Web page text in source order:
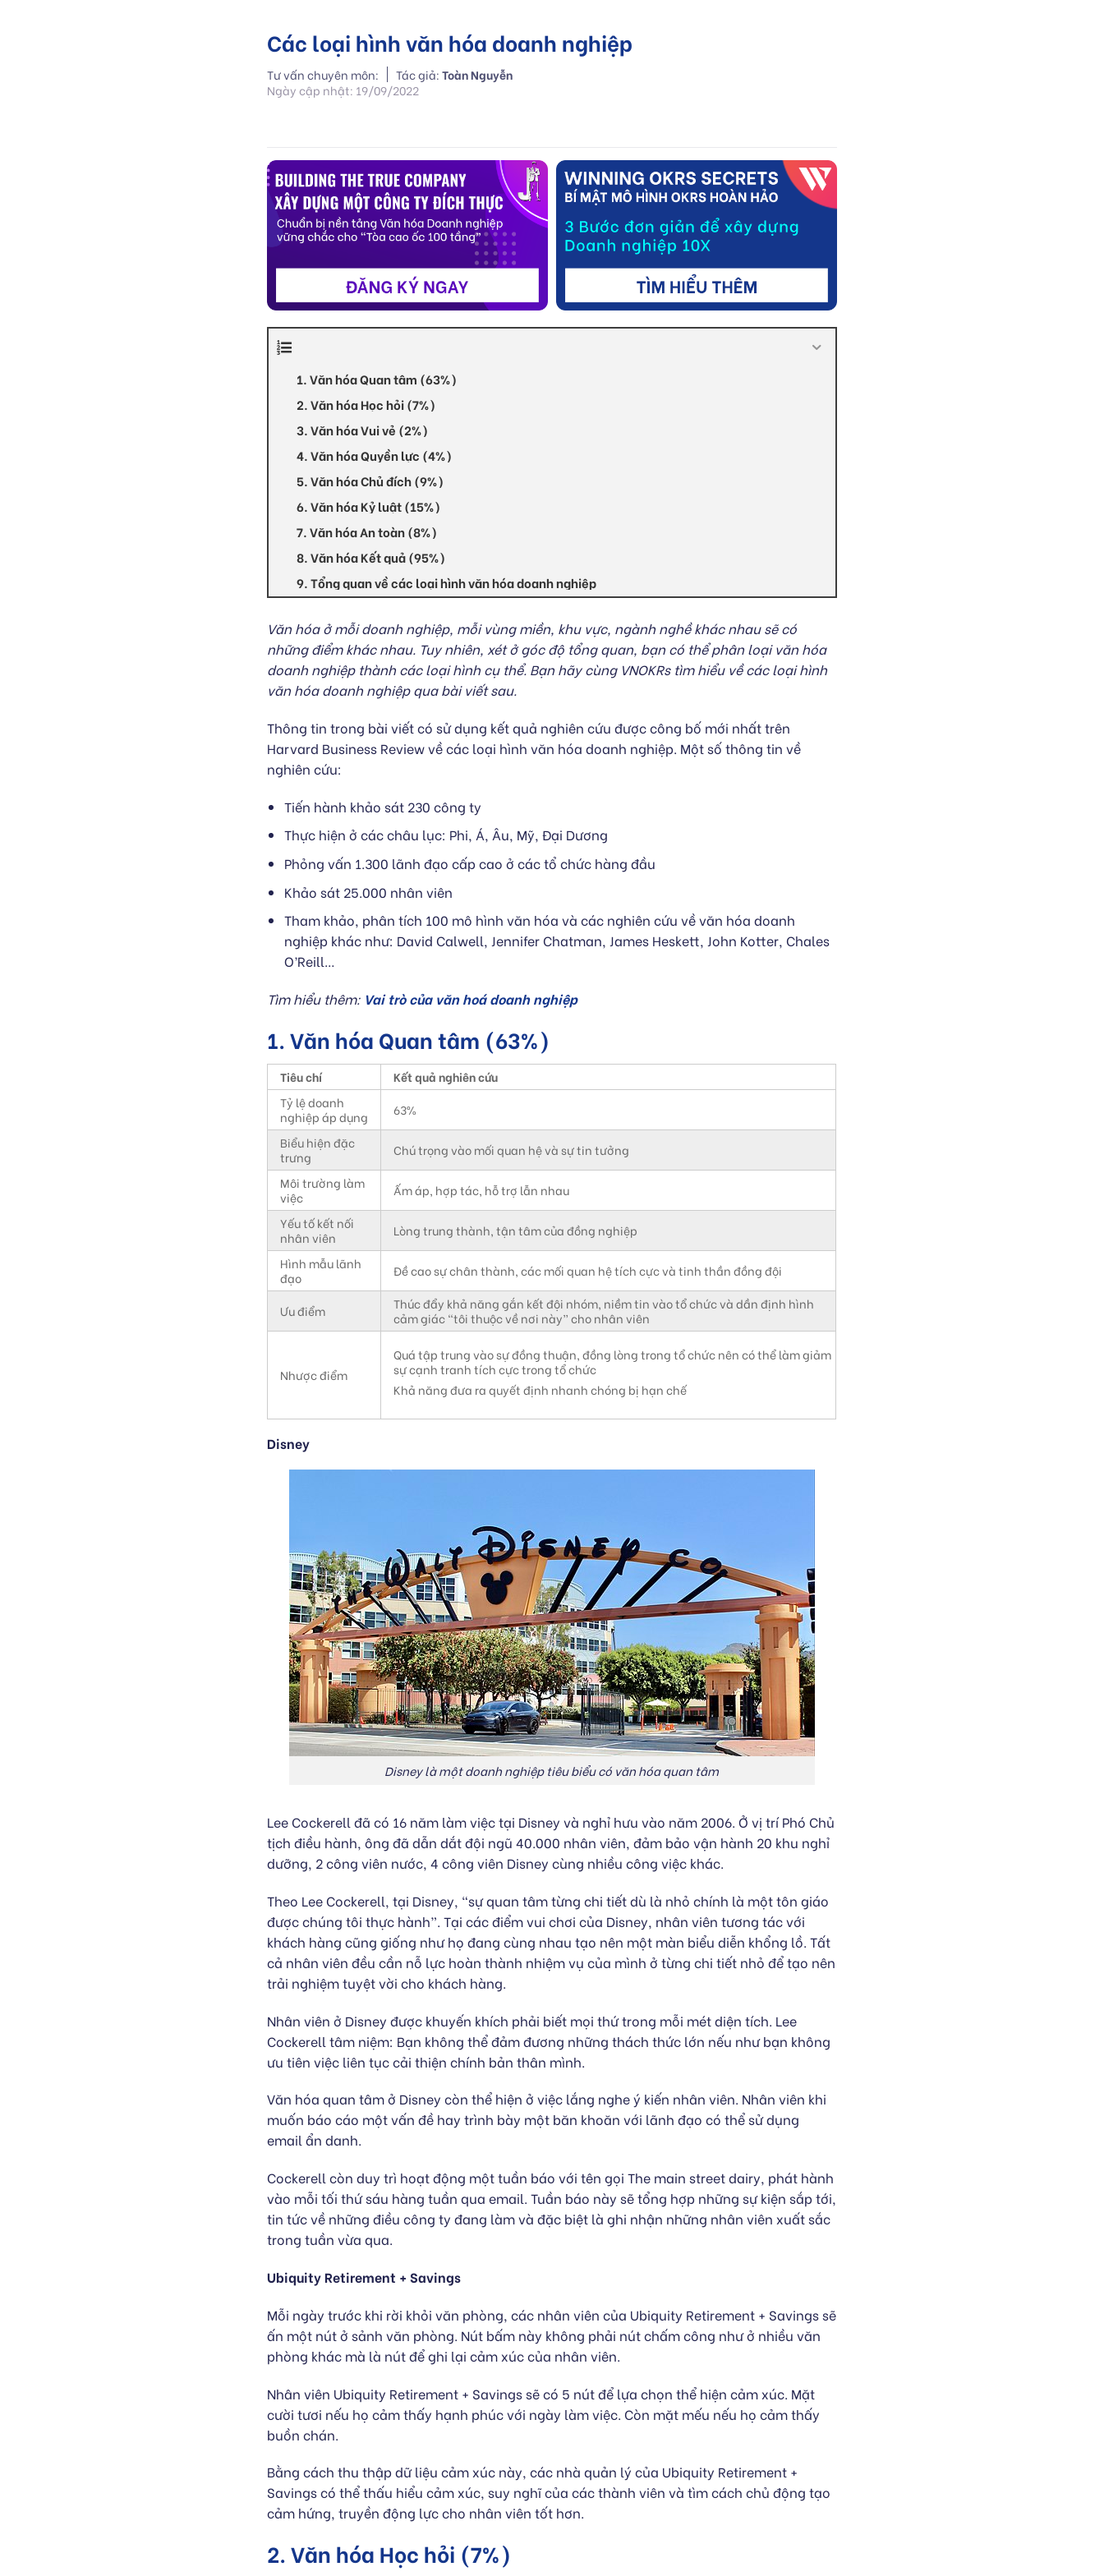
Các loại hình văn hóa doanh nghiệp
Tư vấn chuyên môn: Tác giả:Toàn Nguyễn
Ngày cập nhật: 19/09/2022
1. Văn hóa Quan tâm (63%)
2. Văn hóa Học hỏi (7%)
3. Văn hóa Vui vẻ (2%)
4. Văn hóa Quyền lực (4%)
5. Văn hóa Chủ đích (9%)
6. Văn hóa Kỷ luật (15%)
7. Văn hóa An toàn (8%)
8. Văn hóa Kết quả (95%)
9. Tổng quan về các loại hình văn hóa doanh nghiệp
Văn hóa ở mỗi doanh nghiệp, mỗi vùng miền, khu vực, ngành nghề khác nhau sẽ có
những điểm khác nhau. Tuy nhiên, xét ở góc độ tổng quan, bạn có thể phân loại văn hóa
doanh nghiệp thành các loại hình cụ thể. Bạn hãy cùng VNOKRs tìm hiểu về các loại hình
văn hóa doanh nghiệp qua bài viết sau.
Thông tin trong bài viết có sử dụng kết quả nghiên cứu được công bố mới nhất trên
Harvard Business Review về các loại hình văn hóa doanh nghiệp. Một số thông tin về
nghiên cứu:
Tiến hành khảo sát 230 công ty
Thực hiện ở các châu lục: Phi, Á, Âu, Mỹ, Đại Dương
Phỏng vấn 1.300 lãnh đạo cấp cao ở các tổ chức hàng đầu
Khảo sát 25.000 nhân viên
Tham khảo, phân tích 100 mô hình văn hóa và các nghiên cứu về văn hóa doanh
nghiệp khác như: David Calwell, Jennifer Chatman, James Heskett, John Kotter, Chales
O’Reill…
Tìm hiểu thêm: Vai trò của văn hoá doanh nghiệp
1. Văn hóa Quan tâm (63%)
Tiêu chí
Kết quả nghiên cứu
Tỷ lệ doanh
nghiệp áp dụng
63%
Biểu hiện đặc
trưng
Chú trọng vào mối quan hệ và sự tin tưởng
Môi trường làm
việc
Ấm áp, hợp tác, hỗ trợ lẫn nhau
Yếu tố kết nối
nhân viên
Lòng trung thành, tận tâm của đồng nghiệp
Hình mẫu lãnh
đạo
Đề cao sự chân thành, các mối quan hệ tích cực và tinh thần đồng đội
Ưu điểm
Thúc đẩy khả năng gắn kết đội nhóm, niềm tin vào tổ chức và dần định hình
cảm giác “tôi thuộc về nơi này” cho nhân viên
Nhược điểm
Quá tập trung vào sự đồng thuận, đồng lòng trong tổ chức nên có thể làm giảm
sự cạnh tranh tích cực trong tổ chức
Khả năng đưa ra quyết định nhanh chóng bị hạn chế
Disney
Disney là một doanh nghiệp tiêu biểu có văn hóa quan tâm
Lee Cockerell đã có 16 năm làm việc tại Disney và nghỉ hưu vào năm 2006. Ở vị trí Phó Chủ
tịch điều hành, ông đã dẫn dắt đội ngũ 40.000 nhân viên, đảm bảo vận hành 20 khu nghỉ
dưỡng, 2 công viên nước, 4 công viên Disney cùng nhiều công việc khác.
Theo Lee Cockerell, tại Disney, “sự quan tâm từng chi tiết dù là nhỏ chính là một tôn giáo
được chúng tôi thực hành”. Tại các điểm vui chơi của Disney, nhân viên tương tác với
khách hàng cũng giống như họ đang cùng nhau tạo nên một màn biểu diễn khổng lồ. Tất
cả nhân viên đều cần nỗ lực hoàn thành nhiệm vụ của mình ở từng chi tiết nhỏ để tạo nên
trải nghiệm tuyệt vời cho khách hàng.
Nhân viên ở Disney được khuyến khích phải biết mọi thứ trong mỗi mét diện tích. Lee
Cockerell tâm niệm: Bạn không thể đảm đương những thách thức lớn nếu như bạn không
ưu tiên việc liên tục cải thiện chính bản thân mình.
Văn hóa quan tâm ở Disney còn thể hiện ở việc lắng nghe ý kiến nhân viên. Nhân viên khi
muốn báo cáo một vấn đề hay trình bày một băn khoăn với lãnh đạo có thể sử dụng
email ẩn danh.
Cockerell còn duy trì hoạt động một tuần báo với tên gọi The main street dairy, phát hành
vào mỗi tối thứ sáu hàng tuần qua email. Tuần báo này sẽ tổng hợp những sự kiện sắp tới,
tin tức về những điều công ty đang làm và đặc biệt là ghi nhận những nhân viên xuất sắc
trong tuần vừa qua.
Ubiquity Retirement + Savings
Mỗi ngày trước khi rời khỏi văn phòng, các nhân viên của Ubiquity Retirement + Savings sẽ
ấn một nút ở sảnh văn phòng. Nút bấm này không phải nút chấm công như ở nhiều văn
phòng khác mà là nút để ghi lại cảm xúc của nhân viên.
Nhân viên Ubiquity Retirement + Savings sẽ có 5 nút để lựa chọn thể hiện cảm xúc. Mặt
cười tươi nếu họ cảm thấy hạnh phúc với ngày làm việc. Còn mặt mếu nếu họ cảm thấy
buồn chán.
Bằng cách thu thập dữ liệu cảm xúc này, các nhà quản lý của Ubiquity Retirement +
Savings có thể thấu hiểu cảm xúc, suy nghĩ của các thành viên và tìm cách chủ động tạo
cảm hứng, truyền động lực cho nhân viên tốt hơn.
2. Văn hóa Học hỏi (7%)